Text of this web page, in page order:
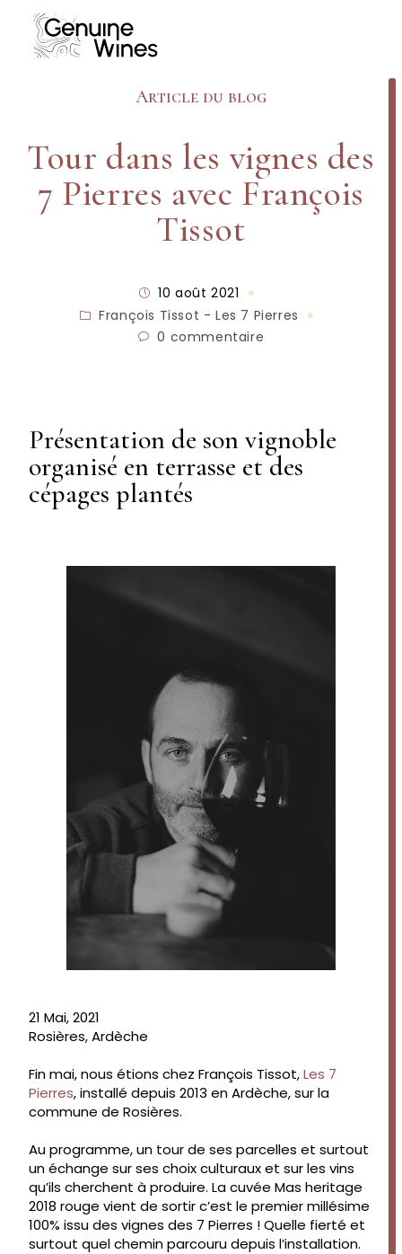
Article du blog
Tour dans les vignes des
7 Pierres avec François
Tissot
10 août 2021
François Tissot - Les 7 Pierres
0 commentaire
Présentation de son vignoble
organisé en terrasse et des
cépages plantés
21 Mai, 2021
Rosières, Ardèche
Fin mai, nous étions chez François Tissot,Les 7
Pierres, installé depuis 2013 en Ardèche, sur la
commune de Rosières.
Au programme, un tour de ses parcelles et surtout
un échange sur ses choix culturaux et sur les vins
qu’ils cherchent à produire. La cuvée Mas heritage
2018 rouge vient de sortir c’est le premier millésime
100% issu des vignes des 7 Pierres ! Quelle fierté et
surtout quel chemin parcouru depuis l’installation.